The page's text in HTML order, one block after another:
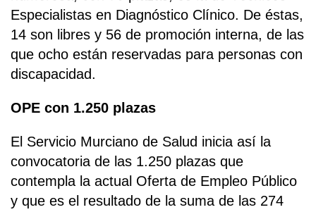
Especialistas en Diagnóstico Clínico. De éstas,
14 son libres y 56 de promoción interna, de las
que ocho están reservadas para personas con
discapacidad.
OPE con 1.250 plazas
El Servicio Murciano de Salud inicia así la
convocatoria de las 1.250 plazas que
contempla la actual Oferta de Empleo Público
y que es el resultado de la suma de las 274